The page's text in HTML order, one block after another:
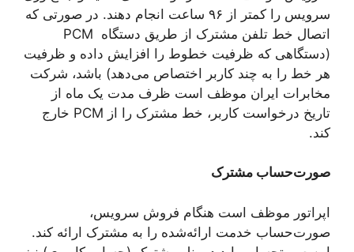
سرویس را کمتر از ۹۶ ساعت انجام دهند. در صورتی که
اتصال خط تلفن مشترک از طریق دستگاه PCM
(دستگاهی که ظرفیت خطوط را افزایش داده و ظرفیت
هر خط را به چند کاربر اختصاص می‌دهد) باشد، شرکت
مخابرات ایران موظف است ظرف مدت یک ماه از
تاریخ درخواست کاربر، خط مشترک را از PCM خارج
کند.
صورت‌حساب مشترک
اپراتور موظف است هنگام فروش سرویس،
صورت‌حساب خدمت ارائه‌شده را به مشترک ارائه کند.